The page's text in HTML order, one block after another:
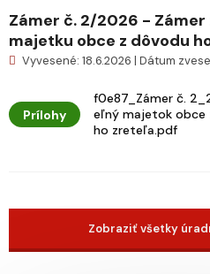
Zámer č. 2/2026 -
majetku obce z dôvodu
Vyvesené: 18.6.2026 | Dátum
Prílohy
f0e87_Zámer č.
eľný majetok obce
ho zreteľa.pdf
Zobraziť všetky